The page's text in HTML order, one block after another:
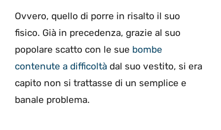
Ovvero, quello di porre in risalto il suo
fisico. Già in precedenza, grazie al suo
popolare scatto con le sue bombe
contenute a difficoltà dal suo vestito, si era
capito non si trattasse di un semplice e
banale problema.